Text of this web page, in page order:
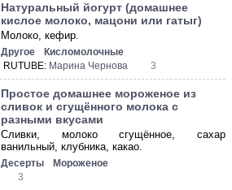
Натуральный йогурт (домашнее
кислое молоко, мацони или гатыг)
Молоко, кефир.
Другое
Кисломолочные
RUTUBE: Марина Чернова 3
Простое домашнее мороженое из
сливок и сгущённого молока с
разными вкусами
Сливки, молоко сгущённое, сахар
ванильный, клубника, какао.
Десерты
Мороженое
3